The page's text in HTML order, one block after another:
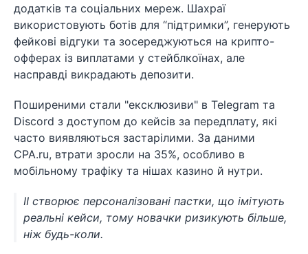
додатків та соціальних мереж. Шахраї
використовують ботів для “підтримки”, генерують
фейкові відгуки та зосереджуються на крипто-
офферах із виплатами у стейблкоїнах, але
насправді викрадають депозити.
Поширеними стали "ексклюзиви" в Telegram та
Discord з доступом до кейсів за передплату, які
часто виявляються застарілими. За даними
CPA.ru, втрати зросли на 35%, особливо в
мобільному трафіку та нішах казино й нутри.
ІІ створює персоналізовані пастки, що імітують
реальні кейси, тому новачки ризикують більше,
ніж будь-коли.